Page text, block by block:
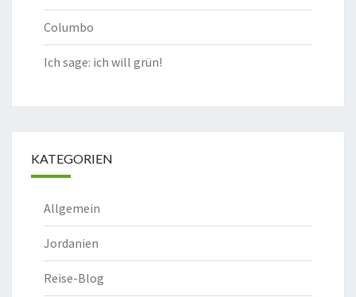
Columbo
Ich sage: ich will grün!
KATEGORIEN
Allgemein
Jordanien
Reise-Blog